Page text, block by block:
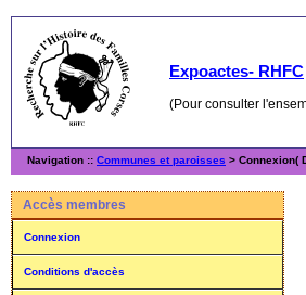
Expoactes- RHFC
(Pour consulter
Navigation :: Communes et paroisses > Connexion(
Accès membres
Connexion
Conditions d'accès